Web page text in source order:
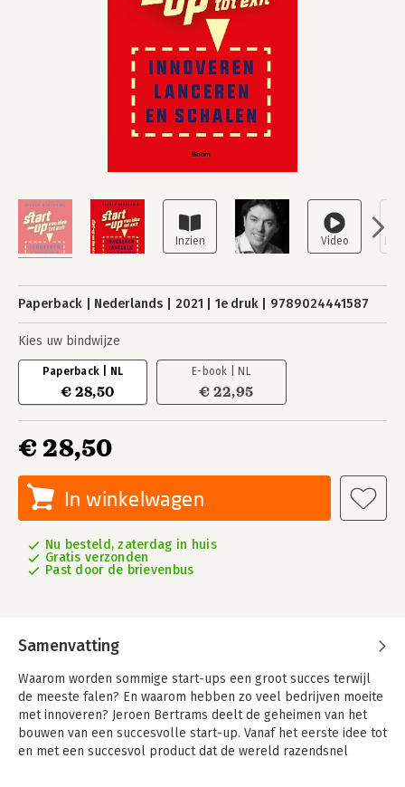
Paperback Nederlands 2021 1e druk 9789024441587
Kies uw bindwijze
Paperback | NL
€ 28,50
E-book | NL
€ 22,95
€ 28,50
In winkelwagen
Nu besteld, zaterdag in huis
Gratis verzonden
Past door de brievenbus
Samenvatting
Waarom worden sommige start-ups een groot succes terwijl
de meeste falen? En waarom hebben zo veel bedrijven moeite
met innoveren? Jeroen Bertrams deelt de geheimen van het
bouwen van een succesvolle start-up. Vanaf het eerste idee tot
en met een succesvol product dat de wereld razendsnel